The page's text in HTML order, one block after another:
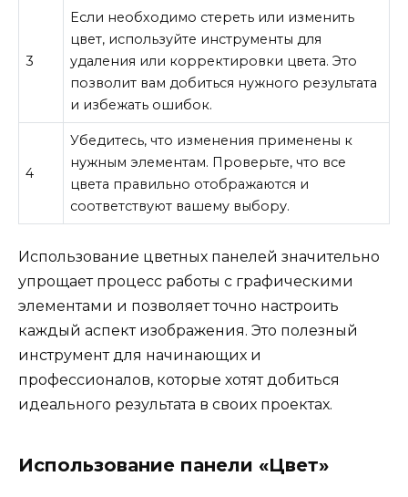
3
Если необходимо стереть или изменить
цвет, используйте инструменты для
удаления или корректировки цвета. Это
позволит вам добиться нужного результата
и избежать ошибок.
4
Убедитесь, что изменения применены к
нужным элементам. Проверьте, что все
цвета правильно отображаются и
соответствуют вашему выбору.
Использование цветных панелей значительно
упрощает процесс работы с графическими
элементами и позволяет точно настроить
каждый аспект изображения. Это полезный
инструмент для начинающих и
профессионалов, которые хотят добиться
идеального результата в своих проектах.
Использование панели «Цвет»